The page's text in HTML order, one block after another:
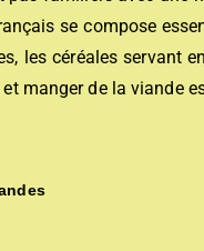
se compose
les céréales servant
manger de la viande